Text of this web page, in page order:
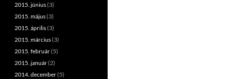
2015. június(3)
2015. május(3)
2015. április(3)
2015. március(3)
2015. február(5)
2015. január(2)
2014. december(5)